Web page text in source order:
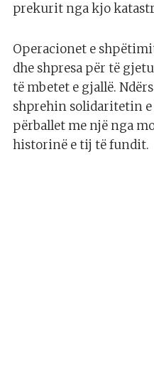
prekurit nga kjo
Operacionet e
dhe shpresa për të
të mbetet e gjallë.
shprehin solidaritetin
përballet me një nga
historinë e tij të fundit.